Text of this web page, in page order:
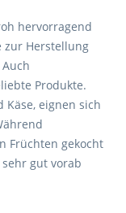
hervorragend
zur Herstellung
Produkte.
Käse, eignen sich
Früchten gekocht
gut vorab